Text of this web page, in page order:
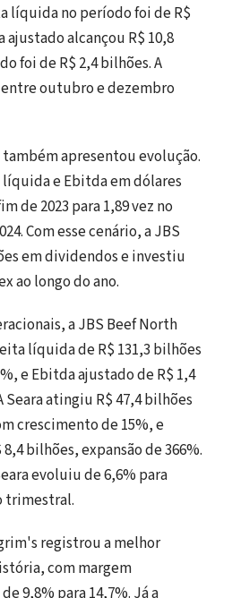
líquida no período foi de R$
ajustado alcançou R$ 10,8
foi de R$ 2,4 bilhões. A
outubro e dezembro
apresentou evolução.
e Ebitda em dólares
de 2023 para 1,89 vez no
Com esse cenário, a JBS
em dividendos e investiu
ao longo do ano.
a JBS Beef North
líquida de R$ 131,3 bilhões
e Ebitda ajustado de R$ 1,4
Seara atingiu R$ 47,4 bilhões
crescimento de 15%, e
bilhões, expansão de 366%.
evoluiu de 6,6% para
trimestral.
registrou a melhor
com margem
9,8% para 14,7%. Já a